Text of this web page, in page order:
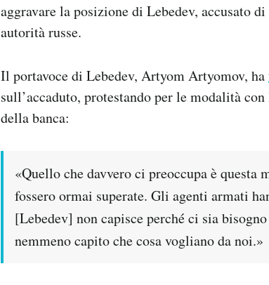
aggravare la posizione di Lebedev, accusato
autorità russe.
Il portavoce di Lebedev, Artyom Artyomov, ha
sull’accaduto, protestando per le modalità
della banca:
«Quello che davvero ci preoccupa è questa
fossero ormai superate. Gli agenti armati
[Lebedev] non capisce perché ci sia
nemmeno capito che cosa vogliano da noi.»